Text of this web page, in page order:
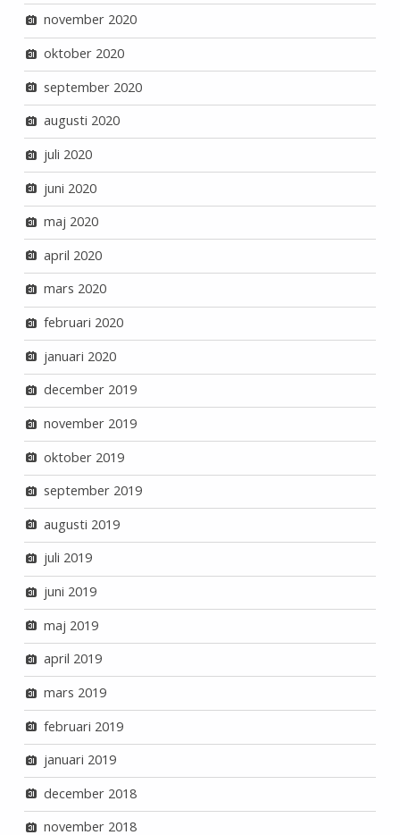
november 2020
oktober 2020
september 2020
augusti 2020
juli 2020
juni 2020
maj 2020
april 2020
mars 2020
februari 2020
januari 2020
december 2019
november 2019
oktober 2019
september 2019
augusti 2019
juli 2019
juni 2019
maj 2019
april 2019
mars 2019
februari 2019
januari 2019
december 2018
november 2018